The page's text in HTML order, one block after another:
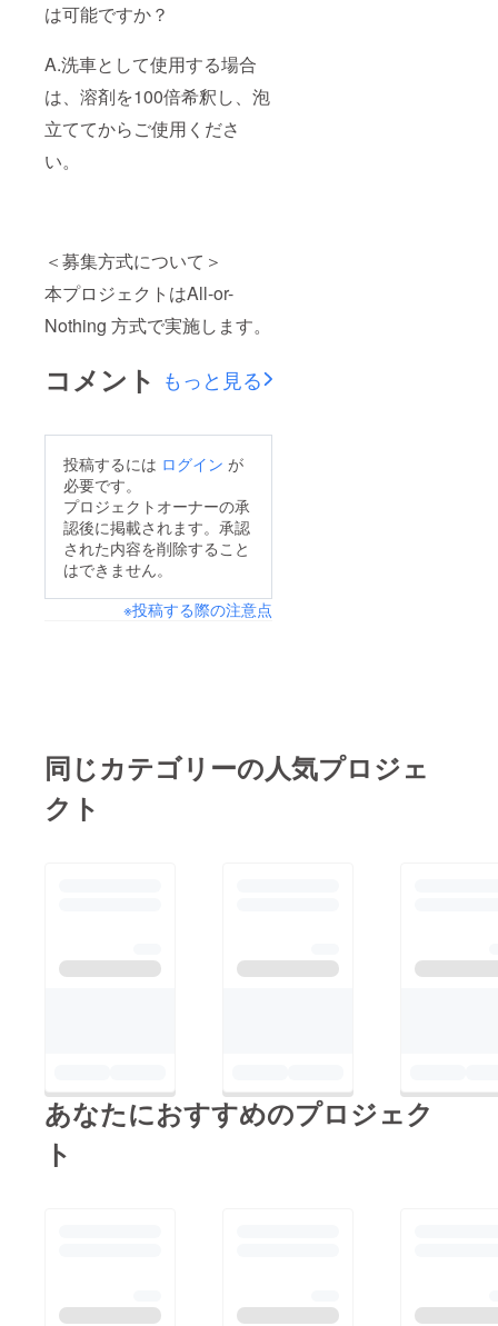
は可能ですか？
A.洗車として使用する場合
は、溶剤を100倍希釈し、泡
立ててからご使用くださ
い。
＜募集方式について＞
本プロジェクトはAll-or-
Nothing 方式で実施します。
コメント もっと見る
投稿するには ログイン が
必要です。
プロジェクトオーナーの承
認後に掲載されます。承認
された内容を削除すること
はできません。
※投稿する際の注意点
同じカテゴリーの人気プロジェ
クト
あなたにおすすめのプロジェク
ト